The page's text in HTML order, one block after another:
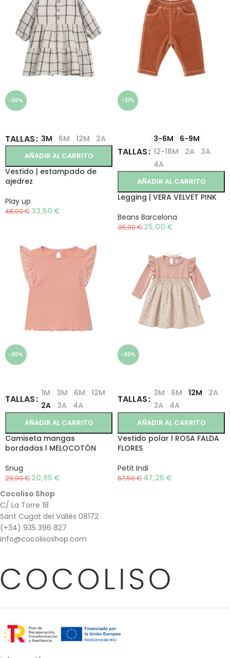
-30%
TALLAS 3M 6M 12M 2A
AÑADIR AL CARRITO
Vestido | estampado de
ajedrez
Play up
48,00€ 33,50 €
-31%
TALLAS
3-6M
6-9M
12-18M
2A
3A
4A
AÑADIR AL CARRITO
Legging | VERA VELVET PINK
Beans Barcelona
36,00€ 25,00 €
-30%
TALLAS
1M 3M 6M
12M
2A
3A 4A
AÑADIR AL CARRITO
Camiseta mangas
bordadas l MELOCOTÓN
Snug
29,90€ 20,95 €
-30%
TALLAS
3M 6M 12M
2A
3A
4A
AÑADIR AL CARRITO
Vestido polar l ROSA FALDA
FLORES
Petit Indi
67,50€ 47,25 €
Cocoliso Shop
C/ La Torre 18
Sant Cugat del Vallès 08172
(+34) 935 396 827
info@cocolisoshop.com